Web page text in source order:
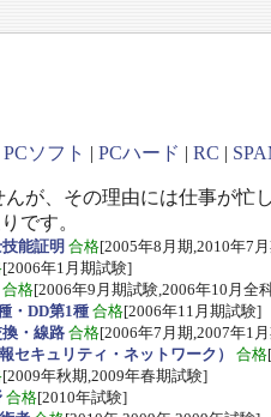
PCソフト | PCハード | RC |
が、その理由には仕事が忙
です。
能証明 合格[2005年8月期,2010年7
[2006年1月期試験]
合格[2006年9月期試験,2006年10月全
・DD第1種合格[2006年11月期試験]
・線路 合格[2006年7月期,2007年1
セキュリティ・ネットワーク）
合格
[2009年秋期,2009年春期試験]
合格[2010年試験]